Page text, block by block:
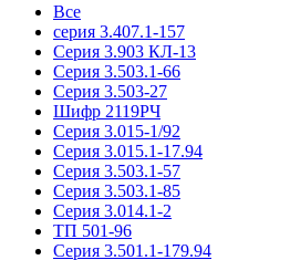
Все
серия 3.407.1-157
Серия 3.903 КЛ-13
Серия 3.503.1-66
Серия 3.503-27
Шифр 2119РЧ
Серия 3.015-1/92
Серия 3.015.1-17.94
Серия 3.503.1-57
Серия 3.503.1-85
Серия 3.014.1-2
ТП 501-96
Серия 3.501.1-179.94